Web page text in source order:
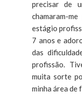
precisar de
chamaram-
estágio
7 anos e
das
profissão.
muita sorte
minha área de